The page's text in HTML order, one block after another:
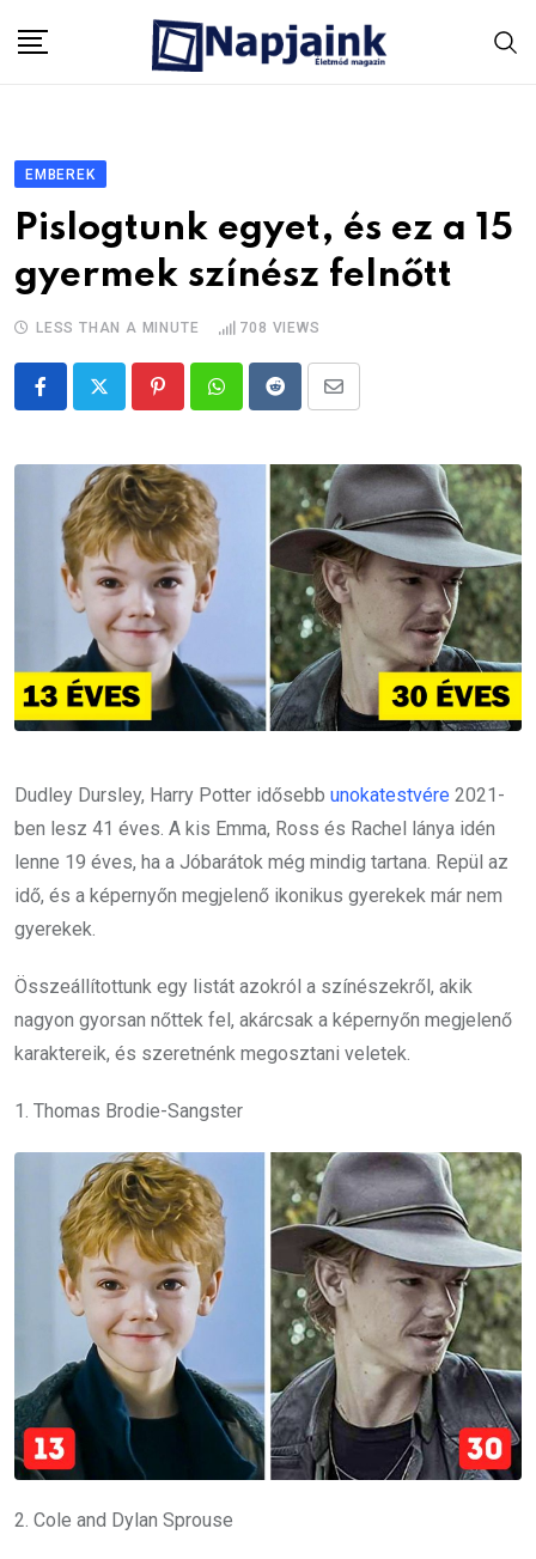
EMBEREK
Pislogtunk egyet, és ez a 15
gyermek színész felnőtt
LESS THAN A MINUTE 708 VIEWS
PinterestWhatsappRedditShare
Email
Dudley Dursley, Harry Potter idősebb unokatestvére 2021-
ben lesz 41 éves. A kis Emma, Ross és Rachel lánya idén
lenne 19 éves, ha a Jóbarátok még mindig tartana. Repül az
idő, és a képernyőn megjelenő ikonikus gyerekek már nem
gyerekek.
Összeállítottunk egy listát azokról a színészekről, akik
nagyon gyorsan nőttek fel, akárcsak a képernyőn megjelenő
karaktereik, és szeretnénk megosztani veletek.
1. Thomas Brodie-Sangster
2. Cole and Dylan Sprouse